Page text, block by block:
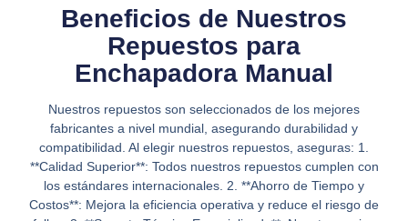
Beneficios de Nuestros
Repuestos para
Enchapadora Manual
Nuestros repuestos son seleccionados de los mejores
fabricantes a nivel mundial, asegurando durabilidad y
compatibilidad. Al elegir nuestros repuestos, aseguras: 1.
**Calidad Superior**: Todos nuestros repuestos cumplen con
los estándares internacionales. 2. **Ahorro de Tiempo y
Costos**: Mejora la eficiencia operativa y reduce el riesgo de